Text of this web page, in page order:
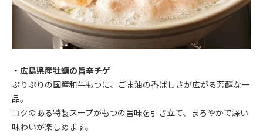
・広島県産牡蠣の旨辛チゲ
ぷりぷりの国産和牛もつに、ごま油の香ばしさが広がる芳醇な一
品。
コクのある特製スープがもつの旨味を引き立て、まろやかで深い
味わいが楽しめます。